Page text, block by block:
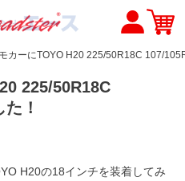
カーにTOYO H20 225/50R18C 107/
225/50R18C
！
H20の18インチを装着してみ